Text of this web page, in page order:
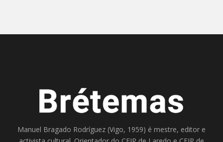
Manuel Bragado Rodríguez (Vigo, 1959) é mestre, editor e